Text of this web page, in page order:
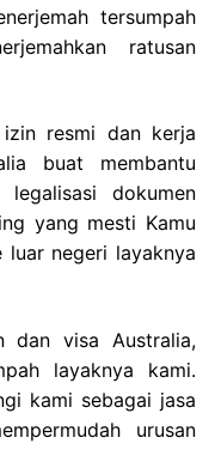
tersumpah
ratusan
resmi dan kerja
buat membantu
legalisasi dokumen
yang mesti Kamu
luar negeri layaknya
dan visa Australia,
layaknya kami.
kami sebagai jasa
urusan